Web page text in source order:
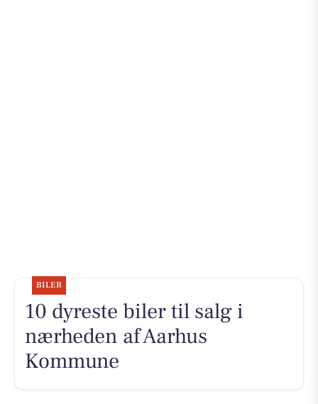
BILER
10 dyreste biler til salg i
nærheden af Aarhus
Kommune